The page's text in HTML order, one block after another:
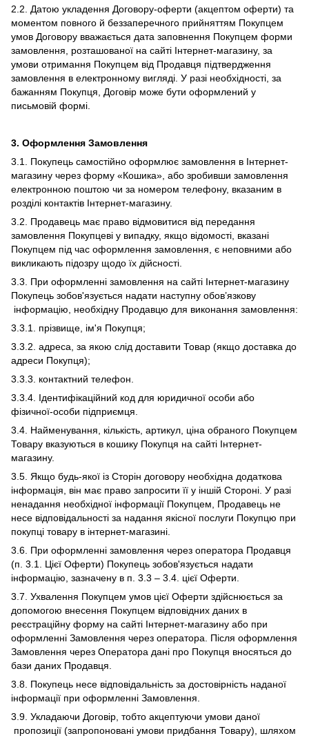
2.2. Датою укладення Договору-оферти (акцептом оферти) та
моментом повного й беззаперечного прийняттям Покупцем
умов Договору вважається дата заповнення Покупцем форми
замовлення, розташованої на сайті Інтернет-магазину, за
умови отримання Покупцем від Продавця підтвердження
замовлення в електронному вигляді. У разі необхідності, за
бажанням Покупця, Договір може бути оформлений у
письмовій формі.
3. Оформлення Замовлення
3.1. Покупець самостійно оформлює замовлення в Інтернет-
магазину через форму «Кошика», або зробивши замовлення
електронною поштою чи за номером телефону, вказаним в
розділі контактів Інтернет-магазину.
3.2. Продавець має право відмовитися від передання
замовлення Покупцеві у випадку, якщо відомості, вказані
Покупцем під час оформлення замовлення, є неповними або
викликають підозру щодо їх дійсності.
3.3. При оформленні замовлення на сайті Інтернет-магазину
Покупець зобов'язується надати наступну обов’язкову
інформацію, необхідну Продавцю для виконання замовлення:
3.3.1. прізвище, ім'я Покупця;
3.3.2. адреса, за якою слід доставити Товар (якщо доставка до
адреси Покупця);
3.3.3. контактний телефон.
3.3.4. Ідентифікаційний код для юридичної особи або
фізичної-особи підприємця.
3.4. Найменування, кількість, артикул, ціна обраного Покупцем
Товару вказуються в кошику Покупця на сайті Інтернет-
магазину.
3.5. Якщо будь-якої із Сторін договору необхідна додаткова
інформація, він має право запросити її у іншій Стороні. У разі
ненадання необхідної інформації Покупцем, Продавець не
несе відповідальності за надання якісної послуги Покупцю при
покупці товару в інтернет-магазині.
3.6. При оформленні замовлення через оператора Продавця
(п. 3.1. Цієї Оферти) Покупець зобов'язується надати
інформацію, зазначену в п. 3.3 – 3.4. цієї Оферти.
3.7. Ухвалення Покупцем умов цієї Оферти здійснюється за
допомогою внесення Покупцем відповідних даних в
реєстраційну форму на сайті Інтернет-магазину або при
оформленні Замовлення через оператора. Після оформлення
Замовлення через Оператора дані про Покупця вносяться до
бази даних Продавця.
3.8. Покупець несе відповідальність за достовірність наданої
інформації при оформленні Замовлення.
3.9. Укладаючи Договір, тобто акцептуючи умови даної
пропозиції (запропоновані умови придбання Товару), шляхом